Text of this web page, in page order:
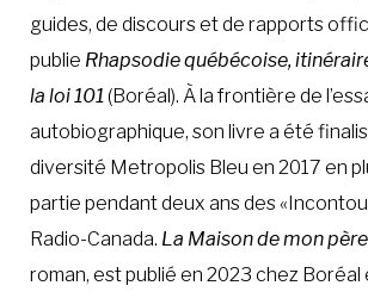
guides, de discours et de rapports
publie Rhapsodie québécoise,
la loi 101(Boréal). À la frontière de
autobiographique, son livre a été
diversité Metropolis Bleu en 2017 en
partie pendant deux ans des
Radio-Canada. La Maison de mon père
roman, est publié en 2023 chez Boréal